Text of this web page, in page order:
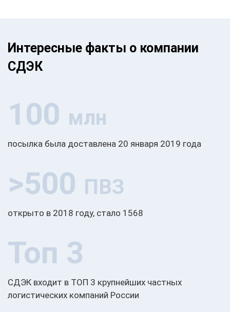
Интересные факты о компании
СДЭК
100 млн
посылка была доставлена 20 января 2019 года
>500 ПВЗ
открыто в 2018 году, стало 1568
Топ 3
СДЭК входит в ТОП 3 крупнейших частных
логистических компаний России